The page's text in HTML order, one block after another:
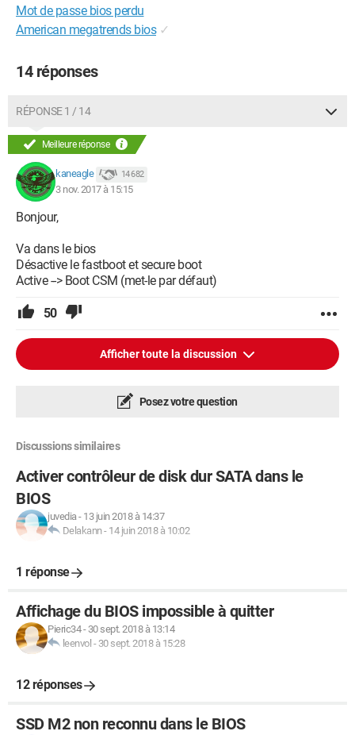
Mot de passe bios perdu
American megatrends bios ✓
14 réponses
RÉPONSE 1 / 14
Meilleure réponse
kaneagle 14 682
3 nov. 2017 à 15:15
Bonjour,
Va dans le bios
Désactive le fastboot et secure boot
Active --> Boot CSM (met-le par défaut)
50
Afficher toute la discussion
Posez votre question
Discussions similaires
Activer contrôleur de disk dur SATA dans le
BIOS
juvedia- 13 juin 2018 à 14:37
Delakann- 14 juin 2018 à 10:02
1 réponse
Affichage du BIOS impossible à quitter
Pieric34- 30 sept. 2018 à 13:14
leenvol - 30 sept. 2018 à 15:28
12 réponses
SSD M2 non reconnu dans le BIOS